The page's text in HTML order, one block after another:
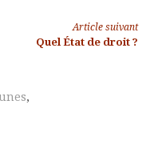
Article suivant
Quel État de droit ?
,